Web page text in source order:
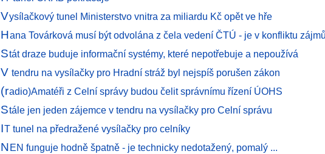
Vysílačkový tunel Ministerstvo vnitra za miliardu Kč opět ve hře
Hana Továrková musí být odvolána z čela vedení ČTÚ - je v konfliktu
Stát draze buduje informační systémy, které nepotřebuje a nepoužívá
V tendru na vysílačky pro Hradní stráž byl nejspíš porušen zákon
(radio)Amatéři z Celní správy budou čelit správnímu řízení ÚOHS
Stále jen jeden zájemce v tendru na vysílačky pro Celní správu
IT tunel na předražené vysílačky pro celníky
NEN funguje hodně špatně - je technicky nedotažený, pomalý ...